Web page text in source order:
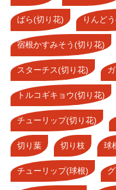
ばら(切り花) りんど
宿根かすみそう(切り花)
スターチス(切り花)
トルコギキョウ(切り花)
チューリップ(切り花)
切り葉 切り枝 球
チューリップ(球根)